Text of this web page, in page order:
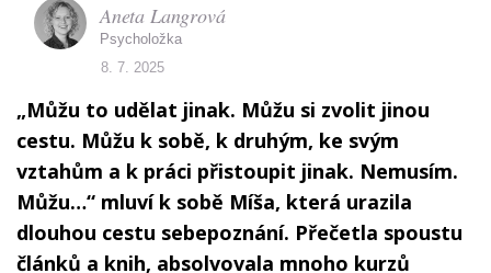
„Můžu to udělat jinak. Můžu si zvolit jinou
cestu. Můžu k sobě, k druhým, ke svým
vztahům a k práci přistoupit jinak. Nemusím.
Můžu…“ mluví k sobě Míša, která urazila
dlouhou cestu sebepoznání. Přečetla spoustu
článků a knih, absolvovala mnoho kurzů
Aneta Langrová
Psycholožka
8. 7. 2025